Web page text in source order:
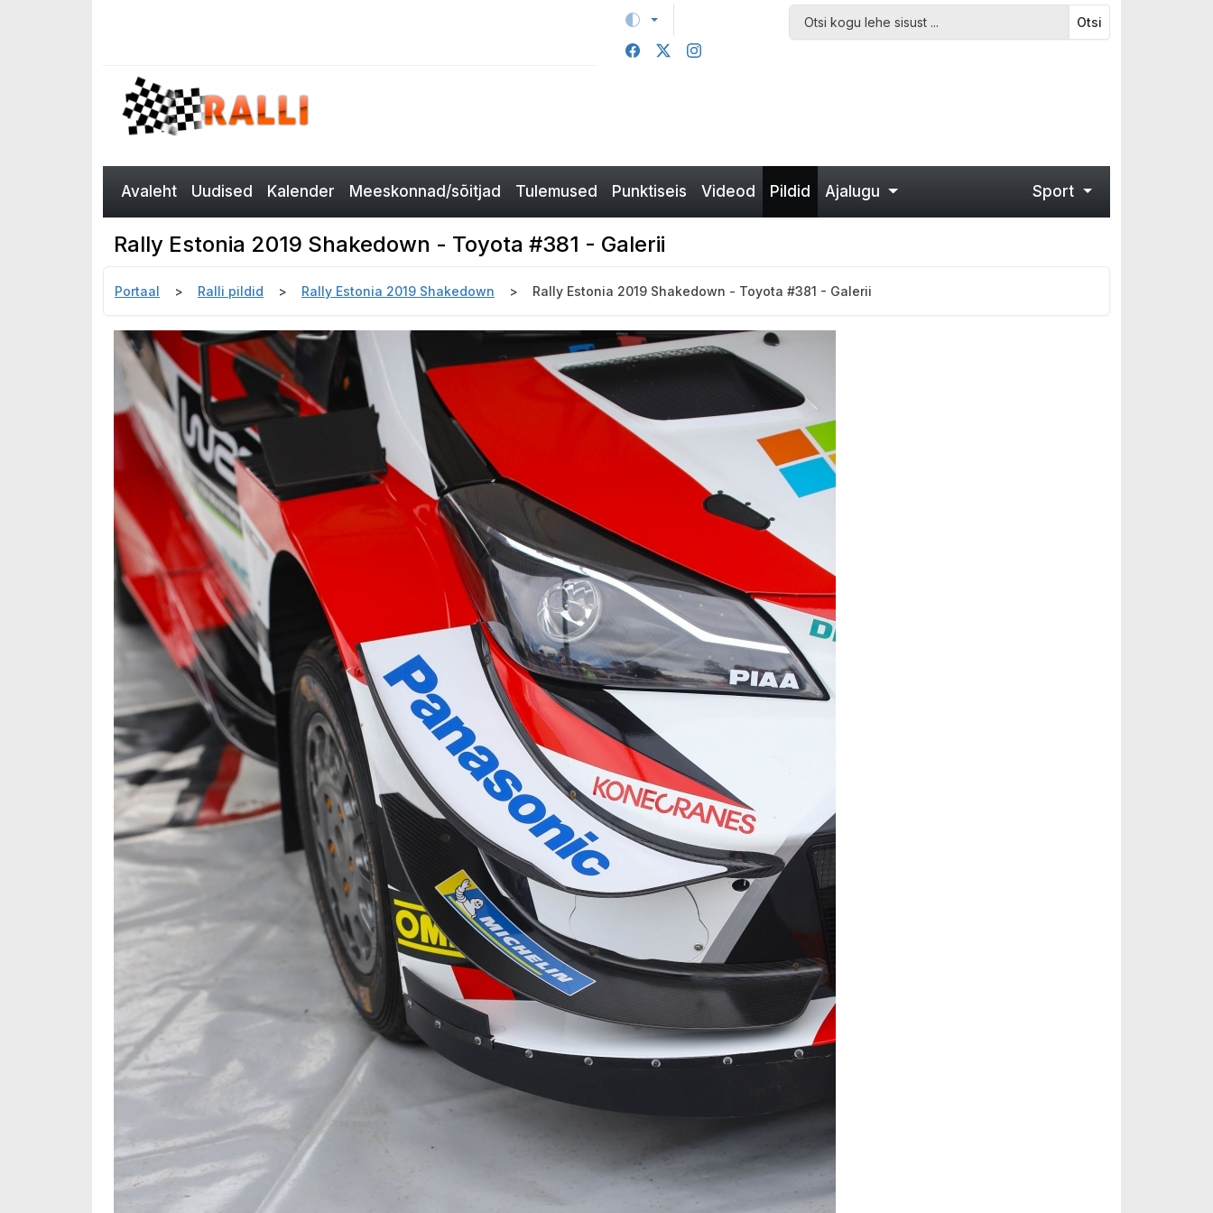
Otsi
Avaleht Uudised Kalender Meeskonnad/sõitjad Tulemused Punktiseis Videod Pildid Ajalugu Sport
Rally Estonia 2019 Shakedown - Toyota #381 - Galerii
Portaal Ralli pildid Rally Estonia 2019 Shakedown Rally Estonia 2019 Shakedown - Toyota #381 - Galerii